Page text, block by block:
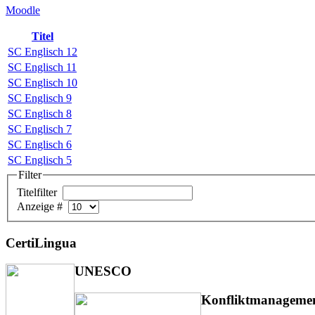
Moodle
Titel
SC Englisch 12
SC Englisch 11
SC Englisch 10
SC Englisch 9
SC Englisch 8
SC Englisch 7
SC Englisch 6
SC Englisch 5
Filter
Titelfilter
Anzeige #
CertiLingua
UNESCO